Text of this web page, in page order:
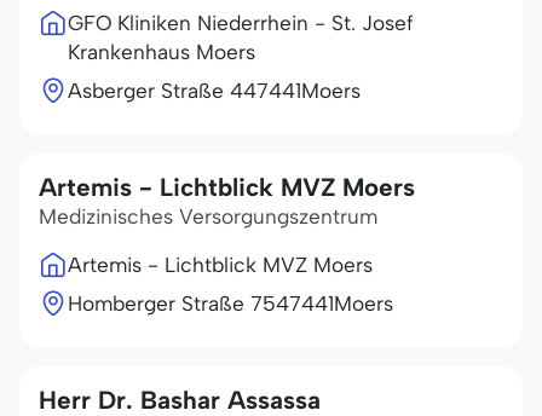
GFO Kliniken Niederrhein - St. Josef
Krankenhaus Moers
Asberger Straße 447441Moers
Artemis - Lichtblick MVZ Moers
Medizinisches Versorgungszentrum
Artemis - Lichtblick MVZ Moers
Homberger Straße 7547441Moers
Herr Dr. Bashar Assassa